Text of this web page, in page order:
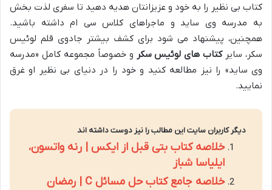
کتاب بی نظیر را به خود و عزیزانتان هدیه دهید تا سفری لذت بخش
به مدرسه وی ساید و ماجراهای کلاس سی ام داشته باشید.
همچنین، پیشنهاد می شود برای کشف بیشتر جادوی قلم لوئیس
سکر، سایرکتاب های لوئیس سکر و خصوصاً مجموعه کامل «مدرسه
وی ساید» را نیز مطالعه کنید و خود را در دنیای بی نظیر او غرق
نمایید.
دیگر کاربران سایت این مطالب را نیز دوست داشته اند
خلاصه کتاب بتی قبل از ایکس | رنه واتسون،
ایلیاسا شباز
خلاصه جامع کتاب حل مسائل C | رمضان